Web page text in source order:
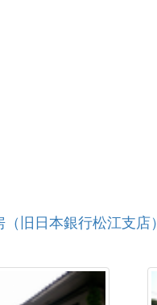
（旧日本銀行松江支店